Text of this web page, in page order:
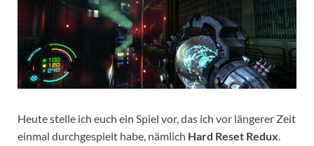
Heute stelle ich euch ein Spiel vor, das ich vor längerer Zeit
einmal durchgespielt habe, nämlich Hard Reset Redux